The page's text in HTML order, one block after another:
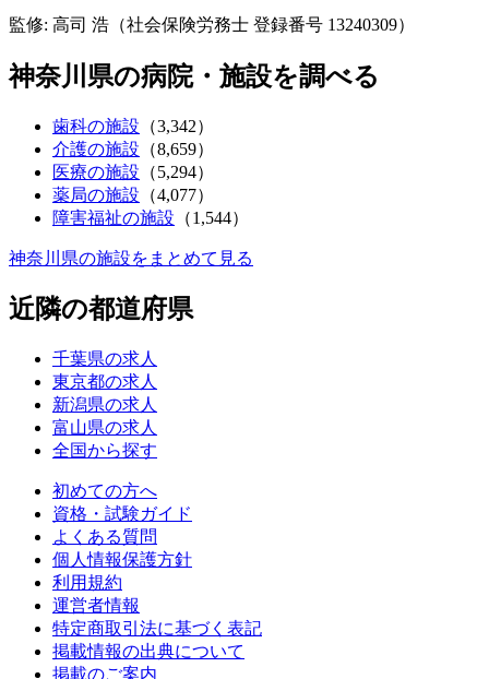
監修: 高司 浩（社会保険労務士 登録番号 13240309）
神奈川県の病院・施設を調べる
歯科の施設 （3,342）
介護の施設 （8,659）
医療の施設 （5,294）
薬局の施設 （4,077）
障害福祉の施設 （1,544）
神奈川県の施設をまとめて見る
近隣の都道府県
千葉県の求人
東京都の求人
新潟県の求人
富山県の求人
全国から探す
初めての方へ
資格・試験ガイド
よくある質問
個人情報保護方針
利用規約
運営者情報
特定商取引法に基づく表記
掲載情報の出典について
掲載のご案内